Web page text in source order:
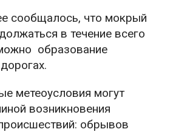
сообщалось, что мокрый
в течение всего
образование
метеоусловия могут
возникновения
обрывов